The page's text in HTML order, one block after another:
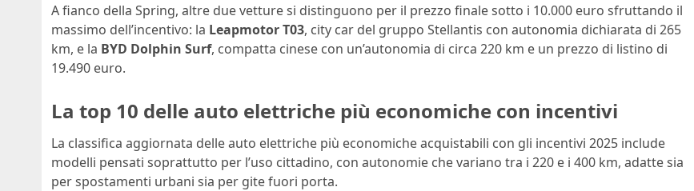
A fianco della Spring, altre due vetture si distinguono per il prezzo finale sotto i 10.000 euro sfruttando il
massimo dell’incentivo: la Leapmotor T03, city car del gruppo Stellantis con autonomia dichiarata di 265
km, e la BYD Dolphin Surf, compatta cinese con un’autonomia di circa 220 km e un prezzo di listino di
19.490 euro.
La top 10 delle auto elettriche più economiche con incentivi
La classifica aggiornata delle auto elettriche più economiche acquistabili con gli incentivi 2025 include
modelli pensati soprattutto per l’uso cittadino, con autonomie che variano tra i 220 e i 400 km, adatte sia
per spostamenti urbani sia per gite fuori porta.